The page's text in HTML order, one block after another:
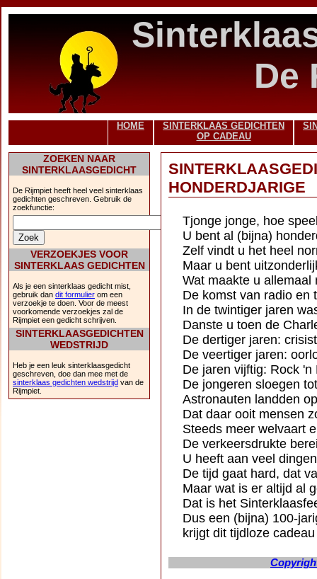
De
HOME
SINTERKLAAS GEDICHTEN
OP CADEAU
ZOEKEN NAAR
SINTERKLAASGEDICHT
De Rijmpiet heeft heel veel sinterklaas
gedichten geschreven. Gebruik de
zoekfunctie:
VERZOEKJES VOOR
SINTERKLAAS GEDICHTEN
Als je een sinterklaas gedicht mist,
gebruik dan dit formulier om een
verzoekje te doen. Voor de meest
voorkomende verzoekjes zal de
Rijmpiet een gedicht schrijven.
SINTERKLAASGEDICHTEN
WEDSTRIJD
Heb je een leuk sinterklaasgedicht
geschreven, doe dan mee met de
sinterklaas gedichten wedstrijd van de
Rijmpiet.
HONDERDJARIGE
Tjonge jonge, hoe
U bent al (bijna)
Zelf vindt u het heel
Maar u bent
Wat maakte u allemaal
De komst van radio en
In de twintiger jaren
Danste u toen de
De dertiger jaren:
De veertiger jaren:
De jaren vijftig: Rock 'n
De jongeren sloegen
Astronauten landden
Dat daar ooit mensen
Steeds meer welvaart
De verkeersdrukte
U heeft aan veel
De tijd gaat hard, dat
Maar wat is er altijd al
Dat is het
Dus een (bijna) 100-
krijgt dit tijdloze